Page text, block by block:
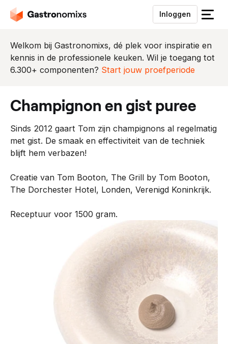
Inloggen
S
u
i
e
n
Welkom bij Gastronomixs, dé plek voor inspiratie en
kennis in de professionele keuken. Wil je toegang tot
6.300+ componenten? Start jouw proefperiode
champignon en gist puree
Sinds 2012 gaart Tom zijn champignons al regelmatig
met gist. De smaak en effectiviteit van de techniek
blijft hem verbazen!
Creatie van Tom Booton, The Grill by Tom Booton,
The Dorchester Hotel, Londen, Verenigd Koninkrijk.
Receptuur voor 1500 gram.